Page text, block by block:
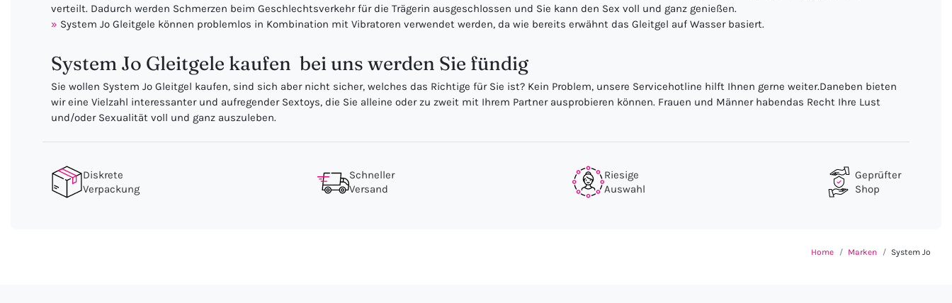
verteilt. Dadurch werden Schmerzen beim Geschlechtsverkehr für die Trägerin ausgeschlossen und Sie kann den Sex voll und ganz genießen.
System Jo Gleitgele können problemlos in Kombination mit Vibratoren verwendet werden, da wie bereits erwähnt das Gleitgel auf Wasser basiert.
System Jo Gleitgele kaufen  bei uns werden Sie fündig
Sie wollen System Jo Gleitgel kaufen, sind sich aber nicht sicher, welches das Richtige für Sie ist? Kein Problem, unsere Servicehotline hilft Ihnen gerne weiter.Daneben bieten
wir eine Vielzahl interessanter und aufregender Sextoys, die Sie alleine oder zu zweit mit Ihrem Partner ausprobieren können. Frauen und Männer habendas Recht Ihre Lust
und/oder Sexualität voll und ganz auszuleben.
Diskrete
Verpackung
Schneller
Versand
Riesige
Auswahl
Geprüfter
Shop
Home Marken System Jo